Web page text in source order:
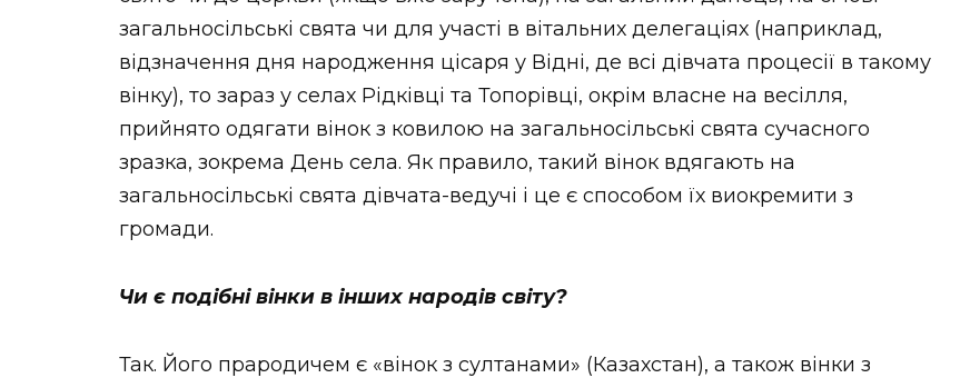
загальносільські свята чи для участі в вітальних делегаціях (наприклад,
відзначення дня народження цісаря у Відні, де всі дівчата процесії в такому
вінку), то зараз у селах Рідківці та Топорівці, окрім власне на весілля,
прийнято одягати вінок з ковилою на загальносільські свята сучасного
зразка, зокрема День села. Як правило, такий вінок вдягають на
загальносільські свята дівчата-ведучі і це є способом їх виокремити з
громади.
Чи є подібні вінки в інших народів світу?
Так. Його прародичем є «вінок з султанами» (Казахстан), а також вінки з